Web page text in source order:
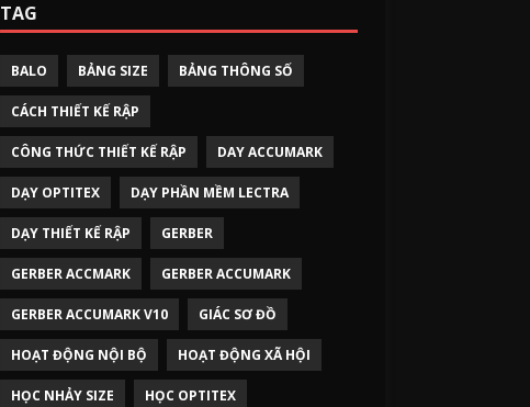
TAG
BALO BẢNG SIZE BẢNG THÔNG SỐ
CÁCH THIẾT KẾ RẬP
CÔNG THỨC THIẾT KẾ RẬP DAY ACCUMARK
DẠY OPTITEX DẠY PHẦN MỀM LECTRA
DẠY THIẾT KẾ RẬP GERBER
GERBER ACCMARK GERBER ACCUMARK
GERBER ACCUMARK V10 GIÁC SƠ ĐỒ
HOẠT ĐỘNG NỘI BỘ HOẠT ĐỘNG XÃ HỘI
HỌC NHẢY SIZE HỌC OPTITEX